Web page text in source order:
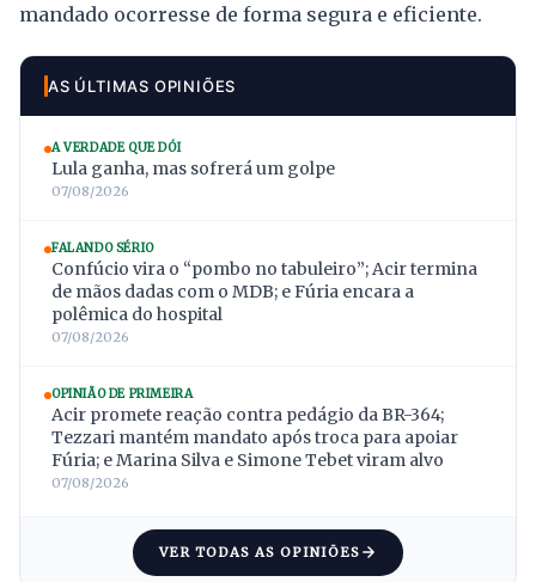
mandado ocorresse de forma segura e eficiente.
AS ÚLTIMAS OPINIÕES
A VERDADE QUE DÓI
Lula ganha, mas sofrerá um golpe
07/08/2026
FALANDO SÉRIO
Confúcio vira o “pombo no tabuleiro”; Acir termina
de mãos dadas com o MDB; e Fúria encara a
polêmica do hospital
07/08/2026
OPINIÃO DE PRIMEIRA
Acir promete reação contra pedágio da BR-364;
Tezzari mantém mandato após troca para apoiar
Fúria; e Marina Silva e Simone Tebet viram alvo
07/08/2026
VER TODAS AS OPINIÕES